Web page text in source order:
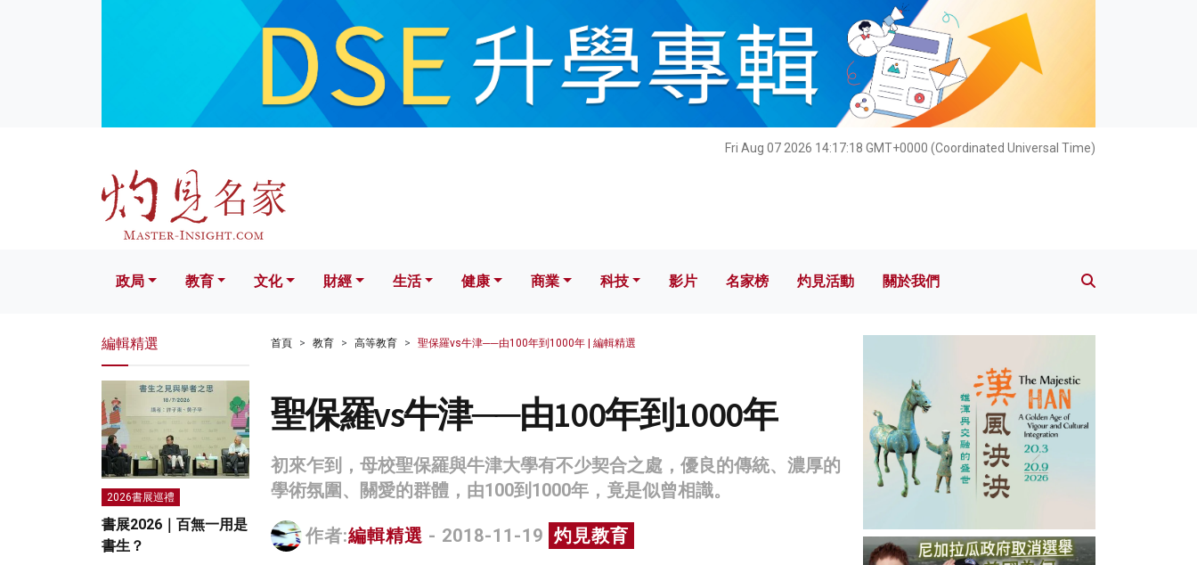
Fri Aug 07 2026 14:17:19 GMT+0000 (Coordinated Universal Time)
文化 財經 生活 健康 科技 影片 名家榜 灼見活動 關於我們
政局 教育 文化 財經 生活 健康 商業 科技 影片 名家榜 灼見活動 關於我們
首頁 教育 高等教育 聖保羅vs牛津──由100年到1000年 | 編輯精選
聖保羅vs牛津──由100年到1000年
初來乍到，母校聖保羅與牛津大學有不少契合之處，優良的傳統、濃厚的
學術氛圍、關愛的群體，由100到1000年，竟是似曾相識。
作者:編輯精選 - 2018-11-19 灼見教育
編輯精選
2026書展巡禮
書展2026｜百無一用是
書生？